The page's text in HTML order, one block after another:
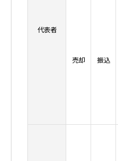
代表者
売却 振込